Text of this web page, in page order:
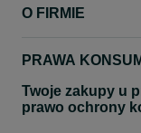
O FIRMIE
PRAWA
Twoje zakupy u
prawo ochrony